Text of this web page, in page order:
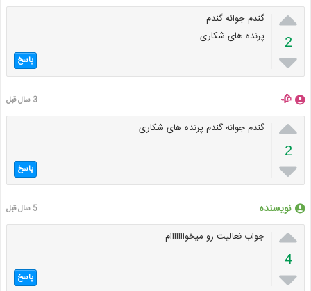

2

گندم جوانه گندم
پرنده های شکاری
پاسخ
🥀 3 سال قبل

2

گندم جوانه گندم پرنده های شکاری
پاسخ
نویسنده 5 سال قبل

4

جواب فعالیت رو میخوااااااام
پاسخ